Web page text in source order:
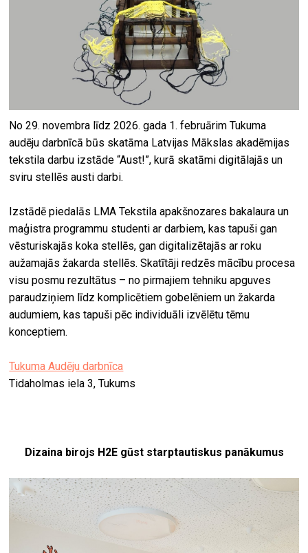
No 29. novembra līdz 2026. gada 1. februārim Tukuma
audēju darbnīcā būs skatāma Latvijas Mākslas akadēmijas
tekstila darbu izstāde “Aust!”, kurā skatāmi digitālajās un
sviru stellēs austi darbi.
Izstādē piedalās LMA Tekstila apakšnozares bakalaura un
maģistra programmu studenti ar darbiem, kas tapuši gan
vēsturiskajās koka stellēs, gan digitalizētajās ar roku
aužamajās žakarda stellēs. Skatītāji redzēs mācību procesa
visu posmu rezultātus – no pirmajiem tehniku apguves
paraudziņiem līdz komplicētiem gobelēniem un žakarda
audumiem, kas tapuši pēc individuāli izvēlētu tēmu
konceptiem.
Tukuma Audēju darbnīca
Tidaholmas iela 3, Tukums
Dizaina birojs H2E gūst starptautiskus panākumus